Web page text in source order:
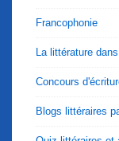
Francophonie
La littérature
Concours
Blogs littéraires